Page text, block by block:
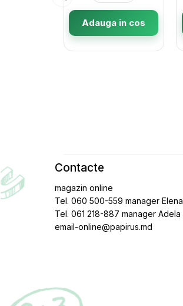
Adauga in cos
Contacte
magazin online
Tel. 060 500-559 manager Elena
Tel. 061 218-887 manager Adela
email-online@papirus.md